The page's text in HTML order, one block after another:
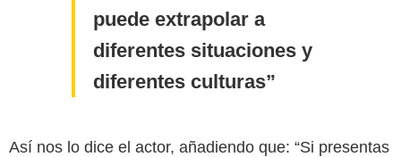
puede extrapolar a
diferentes situaciones y
diferentes culturas
Así nos lo dice el actor, añadiendo que: “Si presentas